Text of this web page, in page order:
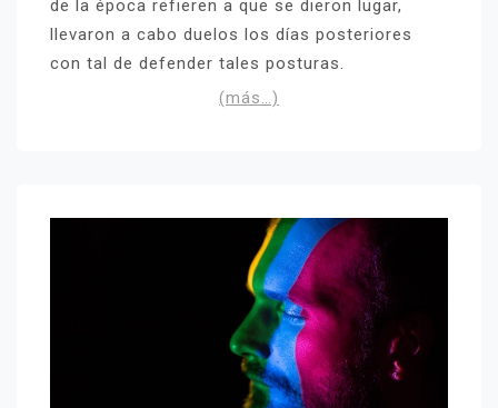
de la época refieren a que se dieron lugar,
llevaron a cabo duelos los días posteriores
con tal de defender tales posturas.
(más…)